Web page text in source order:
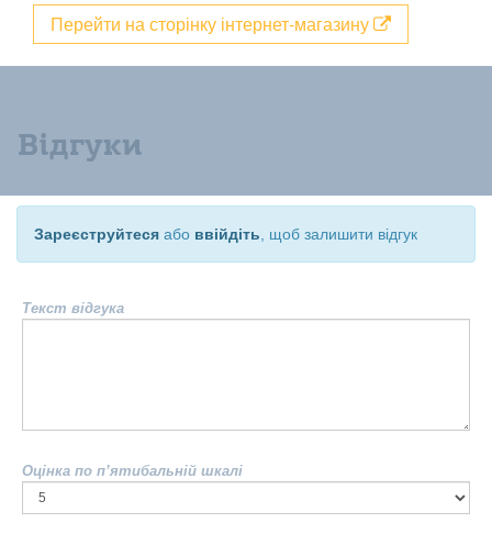
Перейти на сторінку інтернет-магазину
Відгуки
Зареєструйтеся або ввійдіть , щоб залишити відгук
Текст відгука
Оцінка по п’ятибальній шкалі